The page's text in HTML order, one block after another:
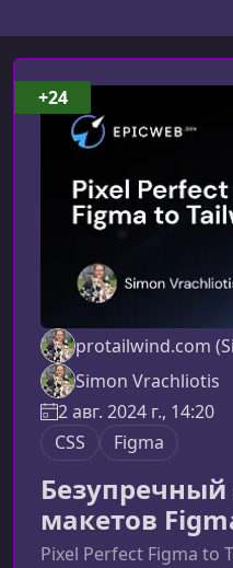
Frontend
protailwind.com
Simon Vrachliotis
2 авг. 2024 г., 14:20
CSS
Figma
макетов
Pixel Perfect Figma to
+24